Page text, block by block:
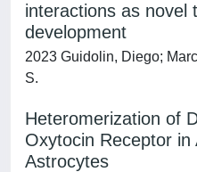
interactions as novel
development
2023 Guidolin, Diego;
S.
Heteromerization of
Oxytocin Receptor in
Astrocytes